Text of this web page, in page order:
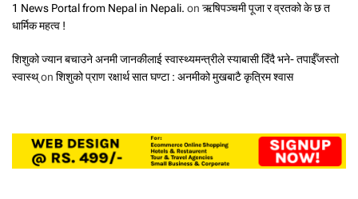
1 News Portal from Nepal in Nepali. on ऋषिपञ्चमी पूजा र व्रतको के छ त
धार्मिक महत्व !
शिशुको ज्यान बचाउने अनमी जानकीलाई स्वास्थ्यमन्त्रीले स्याबासी दिँदै भने- तपाईँजस्तो
स्वास्थ्on शिशुको प्राण रक्षार्थ सात घण्टा : अनमीको मुखबाटै कृत्रिम श्वास